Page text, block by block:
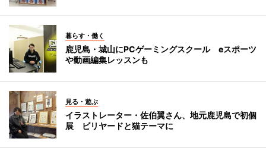
暮らす・働く
鹿児島・城山にPCゲーミングスクール eスポーツ
や動画編集レッスンも
見る・遊ぶ
イラストレーター・佐伯翼さん、地元鹿児島で初個
展 ビリヤードと猫テーマに